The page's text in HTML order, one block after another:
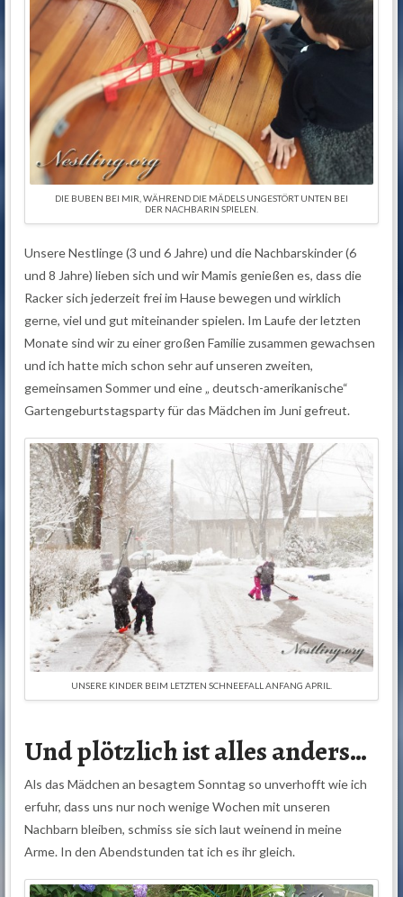
DIE BUBEN BEI MIR, WÄHREND DIE MÄDELS UNGESTÖRT UNTEN BEI
DER NACHBARIN SPIELEN.
Unsere Nestlinge (3 und 6 Jahre) und die Nachbarskinder (6
und 8 Jahre) lieben sich und wir Mamis genießen es, dass die
Racker sich jederzeit frei im Hause bewegen und wirklich
gerne, viel und gut miteinander spielen. Im Laufe der letzten
Monate sind wir zu einer großen Familie zusammen gewachsen
und ich hatte mich schon sehr auf unseren zweiten,
gemeinsamen Sommer und eine „ deutsch-amerikanische“
Gartengeburtstagsparty für das Mädchen im Juni gefreut.
UNSERE KINDER BEIM LETZTEN SCHNEEFALL ANFANG APRIL.
Und plötzlich ist alles anders…
Als das Mädchen an besagtem Sonntag so unverhofft wie ich
erfuhr, dass uns nur noch wenige Wochen mit unseren
Nachbarn bleiben, schmiss sie sich laut weinend in meine
Arme. In den Abendstunden tat ich es ihr gleich.